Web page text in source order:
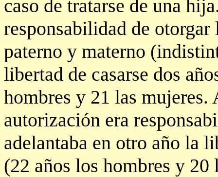
caso de tratarse de una
responsabilidad de
paterno y materno
libertad de casarse dos
hombres y 21 las
autorización era
adelantaba en otro año la
(22 años los hombres y 20